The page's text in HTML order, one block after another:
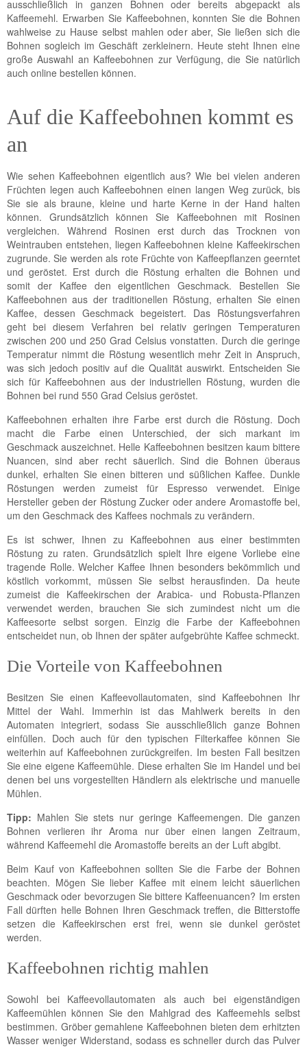
ausschließlich in ganzen Bohnen oder bereits abgepackt als
Kaffeemehl. Erwarben Sie Kaffeebohnen, konnten Sie die Bohnen
wahlweise zu Hause selbst mahlen oder aber, Sie ließen sich die
Bohnen sogleich im Geschäft zerkleinern. Heute steht Ihnen eine
große Auswahl an Kaffeebohnen zur Verfügung, die Sie natürlich
auch online bestellen können.
Auf die Kaffeebohnen kommt es
an
Wie sehen Kaffeebohnen eigentlich aus? Wie bei vielen anderen
Früchten legen auch Kaffeebohnen einen langen Weg zurück, bis
Sie sie als braune, kleine und harte Kerne in der Hand halten
können. Grundsätzlich können Sie Kaffeebohnen mit Rosinen
vergleichen. Während Rosinen erst durch das Trocknen von
Weintrauben entstehen, liegen Kaffeebohnen kleine Kaffeekirschen
zugrunde. Sie werden als rote Früchte von Kaffeepflanzen geerntet
und geröstet. Erst durch die Röstung erhalten die Bohnen und
somit der Kaffee den eigentlichen Geschmack. Bestellen Sie
Kaffeebohnen aus der traditionellen Röstung, erhalten Sie einen
Kaffee, dessen Geschmack begeistert. Das Röstungsverfahren
geht bei diesem Verfahren bei relativ geringen Temperaturen
zwischen 200 und 250 Grad Celsius vonstatten. Durch die geringe
Temperatur nimmt die Röstung wesentlich mehr Zeit in Anspruch,
was sich jedoch positiv auf die Qualität auswirkt. Entscheiden Sie
sich für Kaffeebohnen aus der industriellen Röstung, wurden die
Bohnen bei rund 550 Grad Celsius geröstet.
Kaffeebohnen erhalten ihre Farbe erst durch die Röstung. Doch
macht die Farbe einen Unterschied, der sich markant im
Geschmack auszeichnet. Helle Kaffeebohnen besitzen kaum bittere
Nuancen, sind aber recht säuerlich. Sind die Bohnen überaus
dunkel, erhalten Sie einen bitteren und süßlichen Kaffee. Dunkle
Röstungen werden zumeist für Espresso verwendet. Einige
Hersteller geben der Röstung Zucker oder andere Aromastoffe bei,
um den Geschmack des Kaffees nochmals zu verändern.
Es ist schwer, Ihnen zu Kaffeebohnen aus einer bestimmten
Röstung zu raten. Grundsätzlich spielt Ihre eigene Vorliebe eine
tragende Rolle. Welcher Kaffee Ihnen besonders bekömmlich und
köstlich vorkommt, müssen Sie selbst herausfinden. Da heute
zumeist die Kaffeekirschen der Arabica- und Robusta-Pflanzen
verwendet werden, brauchen Sie sich zumindest nicht um die
Kaffeesorte selbst sorgen. Einzig die Farbe der Kaffeebohnen
entscheidet nun, ob Ihnen der später aufgebrühte Kaffee schmeckt.
Die Vorteile von Kaffeebohnen
Besitzen Sie einen Kaffeevollautomaten, sind Kaffeebohnen Ihr
Mittel der Wahl. Immerhin ist das Mahlwerk bereits in den
Automaten integriert, sodass Sie ausschließlich ganze Bohnen
einfüllen. Doch auch für den typischen Filterkaffee können Sie
weiterhin auf Kaffeebohnen zurückgreifen. Im besten Fall besitzen
Sie eine eigene Kaffeemühle. Diese erhalten Sie im Handel und bei
denen bei uns vorgestellten Händlern als elektrische und manuelle
Mühlen.
Tipp: Mahlen Sie stets nur geringe Kaffeemengen. Die ganzen
Bohnen verlieren ihr Aroma nur über einen langen Zeitraum,
während Kaffeemehl die Aromastoffe bereits an der Luft abgibt.
Beim Kauf von Kaffeebohnen sollten Sie die Farbe der Bohnen
beachten. Mögen Sie lieber Kaffee mit einem leicht säuerlichen
Geschmack oder bevorzugen Sie bittere Kaffeenuancen? Im ersten
Fall dürften helle Bohnen Ihren Geschmack treffen, die Bitterstoffe
setzen die Kaffeekirschen erst frei, wenn sie dunkel geröstet
werden.
Kaffeebohnen richtig mahlen
Sowohl bei Kaffeevollautomaten als auch bei eigenständigen
Kaffeemühlen können Sie den Mahlgrad des Kaffeemehls selbst
bestimmen. Gröber gemahlene Kaffeebohnen bieten dem erhitzten
Wasser weniger Widerstand, sodass es schneller durch das Pulver